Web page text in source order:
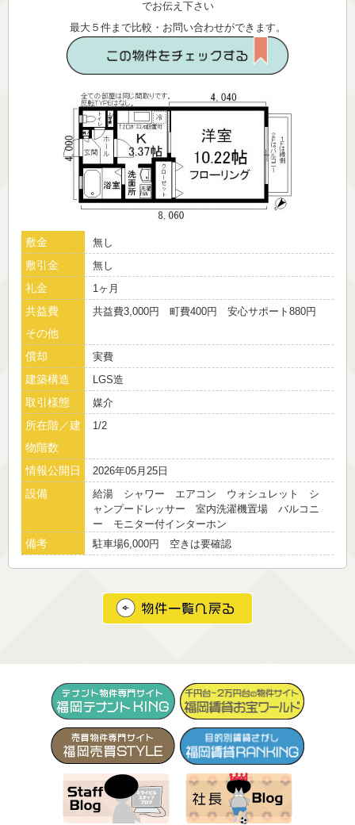
でお伝え下さい
最大５件まで比較・お問い合わせができます。
敷金 無し
敷引金 無し
礼金 1ヶ月
共益費
その他
共益費3,000円 町費400円 安心サポート880円
償却 実費
建築構造 LGS造
取引様態 媒介
所在階／建
物階数
1/2
情報公開日 2026年05月25日
設備
給湯 シャワー エアコン ウォシュレット シ
ャンプードレッサー 室内洗濯機置場 バルコニ
ー モニター付インターホン
備考 駐車場6,000円 空きは要確認